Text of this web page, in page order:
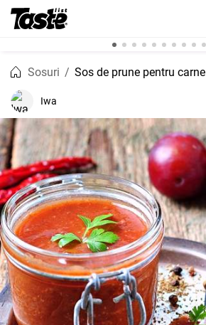
Sosuri Sos de prune pentru carne
Iwa